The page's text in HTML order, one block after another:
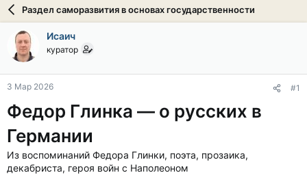
о
р
т
е
м
ы
а
а
ч
л
Раздел саморазвития в основах государственности
Исаич
куратор
3 Мар 2026 #1
Федор Глинка — о русских в
Германии
Из воспоминаний Федора Глинки, поэта, прозаика,
декабриста, героя войн с Наполеоном